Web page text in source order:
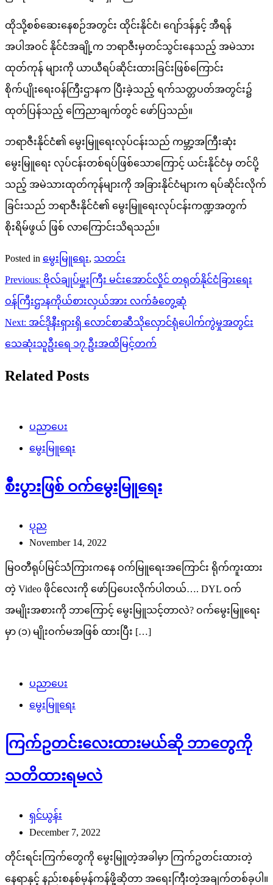
ထိုသို့စစ်ဆေးနေစဉ်အတွင်း ထိုင်းနိုင်ငံ၊ ဂျော်ဒန်နှင့် အီရန်
အပါအဝင် နိုင်ငံအချို့က ဘရာဇီးမှတင်သွင်းနေသည့် အမဲသား
ထုတ်ကုန် များကို ယာယီရပ်ဆိုင်းထားခြင်းဖြစ်ကြောင်း
စိုက်ပျိုးရေးဝန်ကြီးဌာနက ပြီးခဲ့သည့် ရက်သတ္တပတ်အတွင်း၌
ထုတ်ပြန်သည့် ကြေညာချက်တွင် ဖော်ပြသည်။
ဘရာဇီးနိုင်ငံ၏ မွေးမြူရေးလုပ်ငန်းသည် ကမ္ဘာ့အကြီးဆုံး
မွေးမြူရေး လုပ်ငန်းတစ်ရပ်ဖြစ်သောကြောင့် ယင်းနိုင်ငံမှ တင်ပို့
သည့် အမဲသားထုတ်ကုန်များကို အခြားနိုင်ငံများက ရပ်ဆိုင်းလိုက်
ခြင်းသည် ဘရာဇီးနိုင်ငံ၏ မွေးမြူရေးလုပ်ငန်းကဏ္ဍအတွက်
စိုးရိမ်ဖွယ် ဖြစ် လာကြောင်းသိရသည်။
Posted in မွေးမြူရေး, သတင်း
Post
navigation
Previous: ဗိုလ်ချုပ်မှူးကြီး မင်းအောင်လှိုင် တရုတ်နိုင်ငံခြားရေး
ဝန်ကြီးဌာနကိုယ်စားလှယ်အား လက်ခံတွေ့ဆုံ
Next: အင်ဒိုနီးရှားရှိ လောင်စာဆီသိုလှောင်ရုံပေါက်ကွဲမှုအတွင်း
သေဆုံးသူဦးရေ ၁၇ ဦးအထိမြင့်တက်
Related Posts
ပညာပေး
မွေးမြူရေး
စီးပွားဖြစ် ဝက်မွေးမြူရေး
ပုည
November 14, 2022
မြဝတီရုပ်မြင်သံကြားကနေ ဝက်မြူရေးအကြောင်း ရိုက်ကူးထား
တဲ့ Video ဖိုင်လေးကို ဖော်ပြပေးလိုက်ပါတယ်…. DYL ဝက်
အမျိုးအစားကို ဘာကြောင့် မွေးမြူသင့်တာလဲ? ဝက်မွေးမြူရေး
မှာ (၁) မျိုးဝက်မအဖြစ် ထားပြီး […]
ပညာပေး
မွေးမြူရေး
ကြက်ဥတင်းလေးထားမယ်ဆို ဘာတွေကို
သတိထားရမလဲ
ရှင်ယွန်း
December 7, 2022
တိုင်းရင်းကြက်တွေကို မွေးမြူတဲ့အခါမှာ ကြက်ဥတင်းထားတဲ့
နေရာနှင့် နည်းစနစ်မှန်ကန်ဖို့ဆိုတာ အရေးကြီးတဲ့အချက်တစ်ခုပါ။